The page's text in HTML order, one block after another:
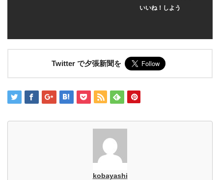
いいね！しよう
Twitter で夕張新聞を
kobayashi